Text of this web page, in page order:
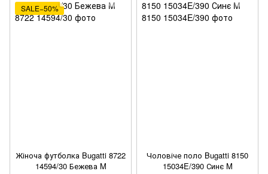
SALE−50%
Жіноча футболка Bugatti 8722
14594/30 Бежева M
Чоловіче поло Bugatti 8150
15034E/390 Синє M